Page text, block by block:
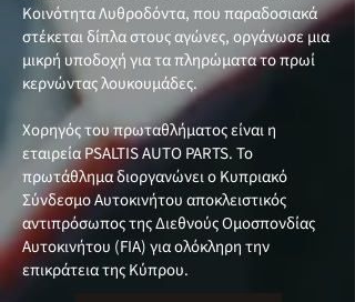
Κοινότητα Λυθροδόντα, που παραδοσιακά
στέκεται δίπλα στους αγώνες, οργάνωσε μια
μικρή υποδοχή για τα πληρώματα το πρωί
κερνώντας λουκουμάδες.
Χορηγός του πρωταθλήματος είναι η
εταιρεία PSALTIS AUTO PARTS. Το
πρωτάθλημα διοργανώνει ο Κυπριακό
Σύνδεσμο Αυτοκινήτου αποκλειστικός
αντιπρόσωπος της Διεθνούς Ομοσπονδίας
Αυτοκινήτου (FIA) για ολόκληρη την
επικράτεια της Κύπρου.